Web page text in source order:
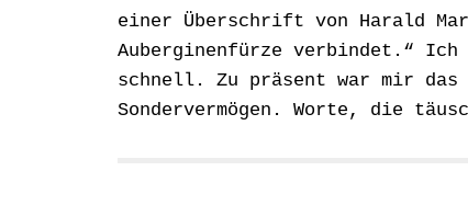
einer Überschrift von Harald
Auberginenfürze verbindet.“
schnell. Zu präsent war mir
Sondervermögen. Worte, die